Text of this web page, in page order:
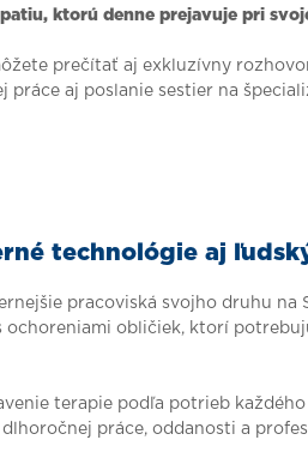
ktorú denne prejavuje pri
prečítať aj exkluzívny
aj poslanie sestier na
technológie aj
pracoviská svojho druhu na
obličiek, ktorí
terapie podľa potrieb každého
práce, oddanosti a